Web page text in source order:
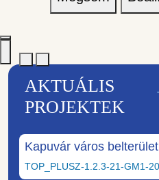
AKTUÁLIS
PROJEKTEK
Kapuvár város
TOP_PLUSZ-1.2.3-21-GM1-